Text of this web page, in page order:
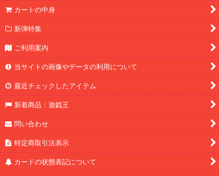
カートの中身
新弾特集
ご利用案内
当サイトの画像やデータの利用について
最近チェックしたアイテム
新着商品：遊戯王
問い合わせ
特定商取引法表示
カードの状態表記について